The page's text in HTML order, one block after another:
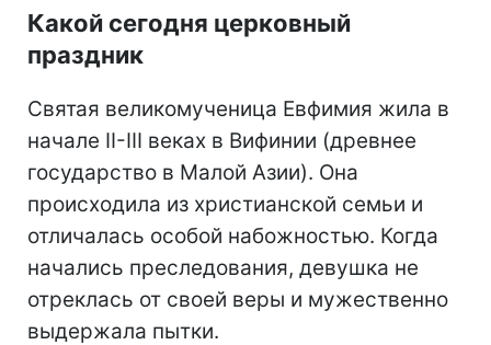
Какой сегодня церковный
праздник
Святая великомученица Евфимия жила в
начале II-III веках в Вифинии (древнее
государство в Малой Азии). Она
происходила из христианской семьи и
отличалась особой набожностью. Когда
начались преследования, девушка не
отреклась от своей веры и мужественно
выдержала пытки.